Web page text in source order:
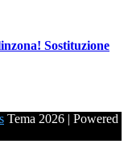
Sostituzione
Tema 2026 | Powered